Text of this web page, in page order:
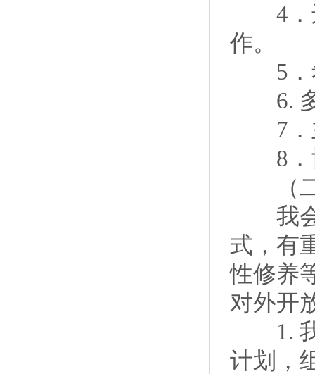
4．进
作。
5．希
6. 多
7．主
8．协
（二
我会
式，有
性修养
对外开
1. 我
计划，